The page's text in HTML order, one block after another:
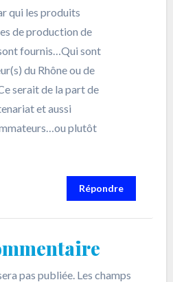
qui les produits
de production de
fournis…Qui sont
du Rhône ou de
serait de la part de
et aussi
plutôt
Répondre
pas publiée. Les champs